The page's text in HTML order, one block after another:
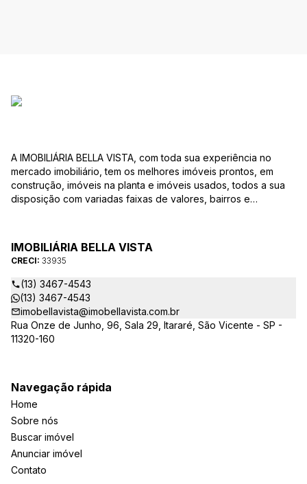
A IMOBILIÁRIA BELLA VISTA, com toda sua experiência no
mercado imobiliário, tem os melhores imóveis prontos, em
construção, imóveis na planta e imóveis usados, todos a sua
disposição com variadas faixas de valores, bairros e
ao CRECI-EE – estarão sempre prontos para responder-lhe
todas as suas dúvidas sobre casas, apartamentos, terrenos,
salas comerciais e outros produtos imobiliários.
IMOBILIÁRIA BELLA VISTA
CRECI: 33935
(13) 3467-4543
(13) 3467-4543
imobellavista@imobellavista.com.br
Rua Onze de Junho, 96, Sala 29, Itararé, São Vicente - SP -
11320-160
Navegação rápida
Home
Sobre nós
Buscar imóvel
Anunciar imóvel
Contato